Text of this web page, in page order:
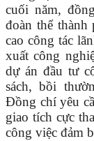
cuối năm,
đoàn thể
cao công tác
xuất công
dự án đầu tư
sách, bồi
Đồng chí yêu
giao tích cực
công việc đảm